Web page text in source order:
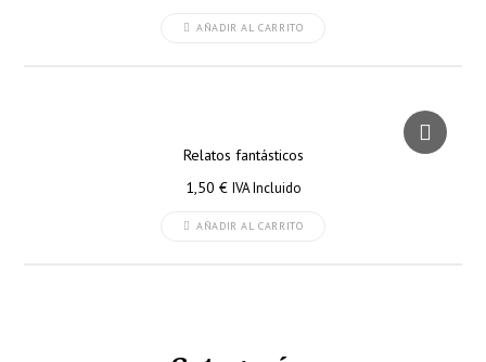
AÑADIR AL CARRITO
Relatos fantásticos
1,50 € IVA Incluido
AÑADIR AL CARRITO